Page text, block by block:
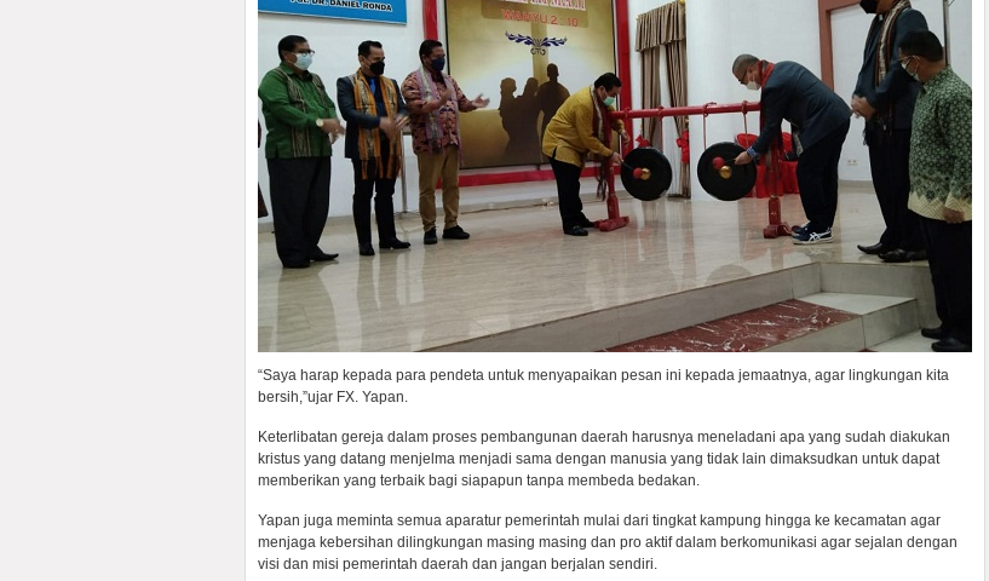
“Saya harap kepada para pendeta untuk menyapaikan pesan ini kepada jemaatnya, agar lingkungan kita
bersih,”ujar FX. Yapan.
Keterlibatan gereja dalam proses pembangunan daerah harusnya meneladani apa yang sudah diakukan
kristus yang datang menjelma menjadi sama dengan manusia yang tidak lain dimaksudkan untuk dapat
memberikan yang terbaik bagi siapapun tanpa membeda bedakan.
Yapan juga meminta semua aparatur pemerintah mulai dari tingkat kampung hingga ke kecamatan agar
menjaga kebersihan dilingkungan masing masing dan pro aktif dalam berkomunikasi agar sejalan dengan
visi dan misi pemerintah daerah dan jangan berjalan sendiri.